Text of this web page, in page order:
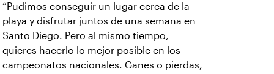
“Pudimos conseguir un lugar cerca de la
playa y disfrutar juntos de una semana en
Santo Diego. Pero al mismo tiempo,
quieres hacerlo lo mejor posible en los
campeonatos nacionales. Ganes o pierdas,